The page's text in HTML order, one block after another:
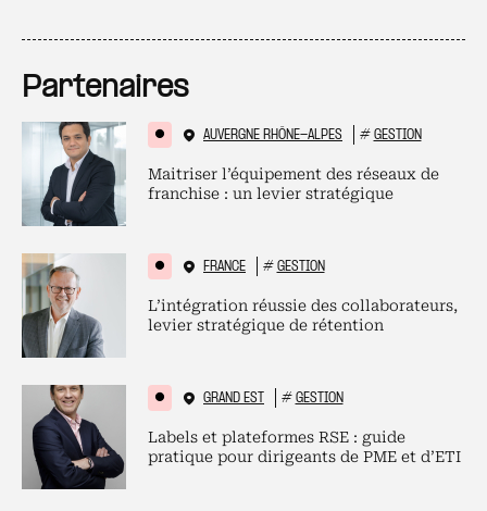
Partenaires
AUVERGNE RHÔNE-ALPES # GESTION
Maitriser l’équipement des réseaux de
franchise : un levier stratégique
FRANCE # GESTION
L’intégration réussie des collaborateurs,
levier stratégique de rétention
GRAND EST # GESTION
Labels et plateformes RSE : guide
pratique pour dirigeants de PME et d’ETI